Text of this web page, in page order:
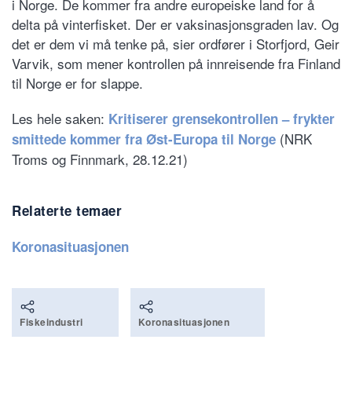
i Norge. De kommer fra andre europeiske land for å
delta på vinterfisket. Der er vaksinasjonsgraden lav. Og
det er dem vi må tenke på, sier ordfører i Storfjord, Geir
Varvik, som mener kontrollen på innreisende fra Finland
til Norge er for slappe.
Les hele saken: Kritiserer grensekontrollen – frykter
smittede kommer fra Øst-Europa til Norge (NRK
Troms og Finnmark, 28.12.21)
Relaterte temaer
Koronasituasjonen
Fiskeindustri Koronasituasjonen